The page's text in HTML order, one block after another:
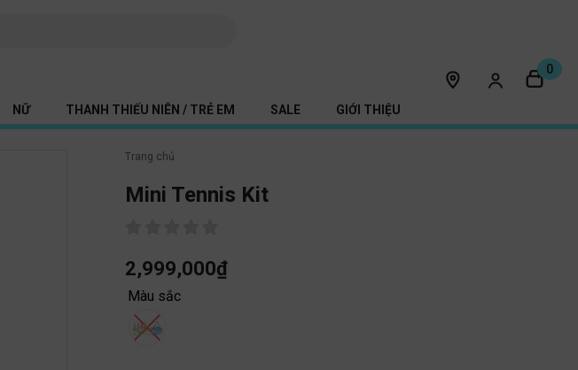
0
NỮ THANH THIẾU NIÊN / TRẺ EM SALE GIỚI THIỆU
Trang chủ
Mini Tennis Kit
2,999,000₫
Màu sắc